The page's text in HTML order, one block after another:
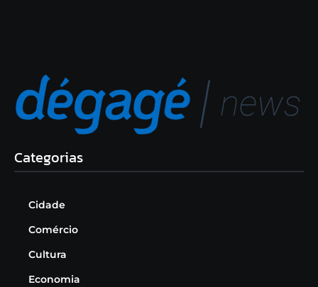
Categorias
Cidade
Comércio
Cultura
Economia